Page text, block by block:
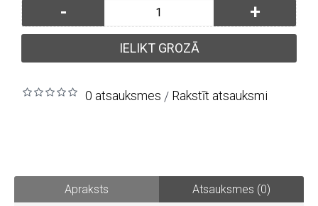
- +
IELIKT GROZĀ
0 atsauksmes / Rakstīt atsauksmi
Apraksts Atsauksmes (0)